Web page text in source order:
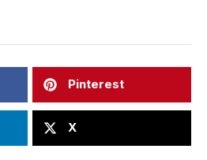
Pinterest
X